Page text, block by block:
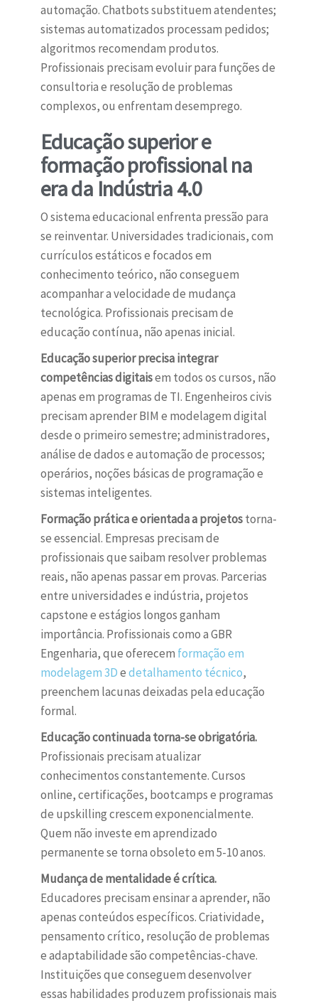
automação. Chatbots substituem atendentes;
sistemas automatizados processam pedidos;
algoritmos recomendam produtos.
Profissionais precisam evoluir para funções de
consultoria e resolução de problemas
complexos, ou enfrentam desemprego.
Educação superior e
formação profissional na
era da Indústria 4.0
O sistema educacional enfrenta pressão para
se reinventar. Universidades tradicionais, com
currículos estáticos e focados em
conhecimento teórico, não conseguem
acompanhar a velocidade de mudança
tecnológica. Profissionais precisam de
educação contínua, não apenas inicial.
Educação superior precisa integrar
competências digitaisem todos os cursos, não
apenas em programas de TI. Engenheiros civis
precisam aprender BIM e modelagem digital
desde o primeiro semestre; administradores,
análise de dados e automação de processos;
operários, noções básicas de programação e
sistemas inteligentes.
Formação prática e orientada a projetostorna-
se essencial. Empresas precisam de
profissionais que saibam resolver problemas
reais, não apenas passar em provas. Parcerias
entre universidades e indústria, projetos
capstone e estágios longos ganham
importância. Profissionais como a GBR
Engenharia, que oferecem formação em
modelagem 3Dedetalhamento técnico,
preenchem lacunas deixadas pela educação
formal.
Educação continuada torna-se obrigatória.
Profissionais precisam atualizar
conhecimentos constantemente. Cursos
online, certificações, bootcamps e programas
de upskilling crescem exponencialmente.
Quem não investe em aprendizado
permanente se torna obsoleto em 5-10 anos.
Mudança de mentalidade é crítica.
Educadores precisam ensinar a aprender, não
apenas conteúdos específicos. Criatividade,
pensamento crítico, resolução de problemas
e adaptabilidade são competências-chave.
Instituições que conseguem desenvolver
essas habilidades produzem profissionais mais